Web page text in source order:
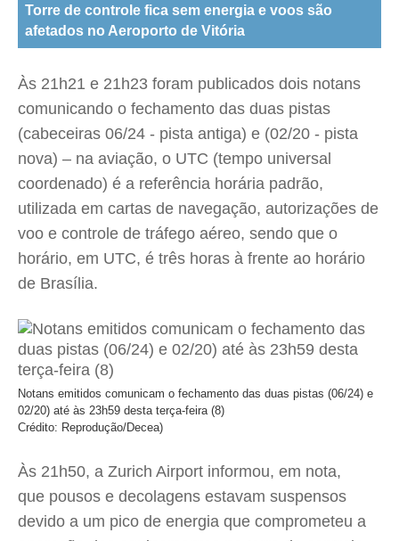
Torre de controle fica sem energia e voos são
afetados no Aeroporto de Vitória
Às 21h21 e 21h23 foram publicados dois notans
comunicando o fechamento das duas pistas
(cabeceiras 06/24 - pista antiga) e (02/20 - pista
nova) – na aviação, o UTC (tempo universal
coordenado) é a referência horária padrão,
utilizada em cartas de navegação, autorizações de
voo e controle de tráfego aéreo, sendo que o
horário, em UTC, é três horas à frente ao horário
de Brasília.
Notans emitidos comunicam o fechamento das duas pistas (06/24) e
02/20) até às 23h59 desta terça-feira (8)
Crédito: Reprodução/Decea)
Às 21h50, a Zurich Airport informou, em nota,
que pousos e decolagens estavam suspensos
devido a um pico de energia que comprometeu a